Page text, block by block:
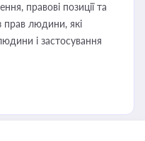
правові позиції та
прав людини, які
і застосування